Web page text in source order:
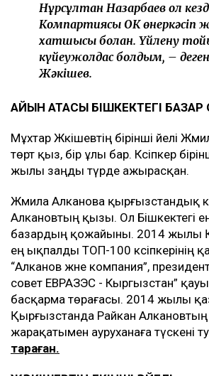
Нұрсұлтан Назарбаев ол
Компартиясы ОК өнеркәсіп
хатшысы болған. Үйлену
күйеужолдас болдым, –
Жәкішев.
ҚАЙЫН АТАСЫ БІШКЕКТЕГІ
Мұхтар Жәкішевтің бірінші әйелі
төрт қыз, бір ұлы бар. Кәсіпкер
жылы заңды түрде ажырасқан.
Жәмила Алканова қырғызстандық
Алкановтың қызы. Ол Бішкектегі
базардың қожайыны. 2014 жылы
ең ықпалды ТОП-100 кәсіпкерінің
“Алканов және компания”,
совет ЕВРАЗЭС - Кыргызстан”
басқарма төрағасы. 2014 жылы
Қырғызстанда Райкан
жарақатымен ауруханаға түскені
тараған.